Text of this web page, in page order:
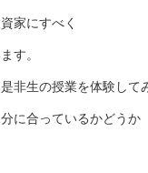
家にすべく
す。
非生の授業を体験して
に合っているかどうか